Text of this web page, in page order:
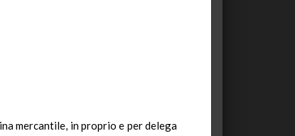
mercantile, in proprio e per delega